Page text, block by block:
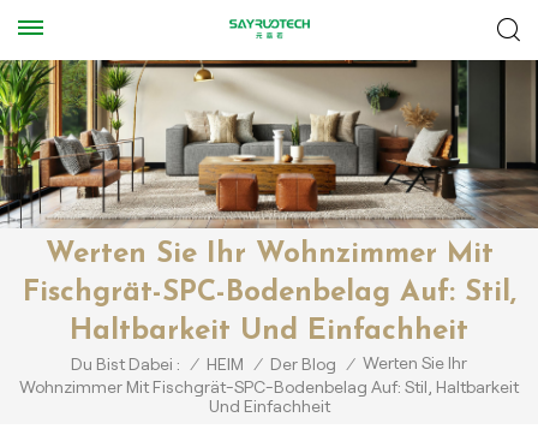
Werten Sie Ihr Wohnzimmer Mit
Fischgrät-SPC-Bodenbelag Auf: Stil,
Haltbarkeit Und Einfachheit
Du Bist Dabei : / HEIM / Der Blog / Werten Sie Ihr
Wohnzimmer Mit Fischgrät-SPC-Bodenbelag Auf: Stil, Haltbarkeit
Und Einfachheit